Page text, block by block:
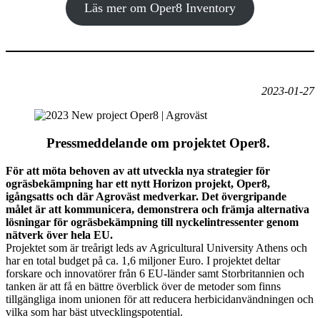
Läs mer om Oper8 Inventory
2023-01-27
Pressmeddelande om projektet Oper8.
För att möta behoven av att utveckla nya strategier för
ogräsbekämpning har ett nytt Horizon projekt, Oper8,
igångsatts och där Agroväst medverkar. Det övergripande
målet är att kommunicera, demonstrera och främja alternativa
lösningar för ogräsbekämpning till nyckelintressenter genom
nätverk över hela EU.
Projektet som är treårigt leds av Agricultural University Athens och
har en total budget på ca. 1,6 miljoner Euro. I projektet deltar
forskare och innovatörer från 6 EU-länder samt Storbritannien och
tanken är att få en bättre överblick över de metoder som finns
tillgängliga inom unionen för att reducera herbicidanvändningen och
vilka som har bäst utvecklingspotential.